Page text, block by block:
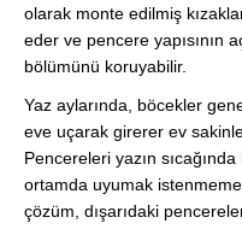
olarak monte edilmiş
eder ve pencere yapısının
bölümünü koruyabilir.
Yaz aylarında, böcekler
eve uçarak girerer ev
Pencereleri yazın
ortamda uyumak
çözüm, dışarıdaki